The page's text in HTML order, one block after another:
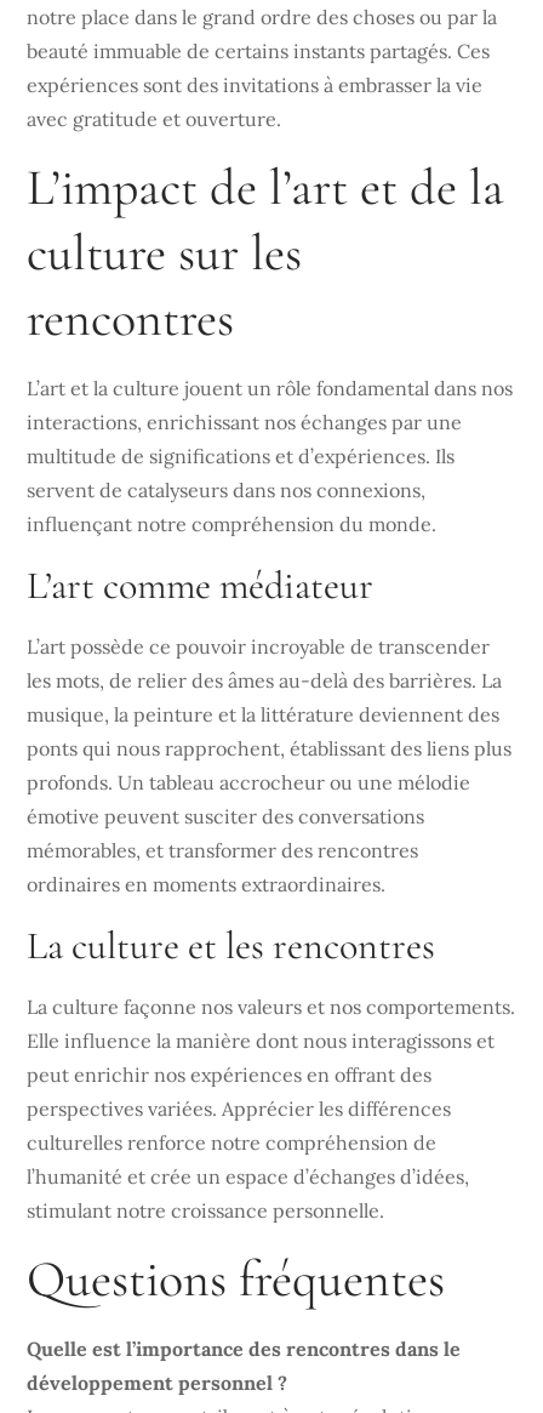
notre place dans le grand ordre des choses ou par la
beauté immuable de certains instants partagés. Ces
expériences sont des invitations à embrasser la vie
avec gratitude et ouverture.
L’impact de l’art et de la
culture sur les
rencontres
L’art et la culture jouent un rôle fondamental dans nos
interactions, enrichissant nos échanges par une
multitude de significations et d’expériences. Ils
servent de catalyseurs dans nos connexions,
influençant notre compréhension du monde.
L’art comme médiateur
L’art possède ce pouvoir incroyable de transcender
les mots, de relier des âmes au-delà des barrières. La
musique, la peinture et la littérature deviennent des
ponts qui nous rapprochent, établissant des liens plus
profonds. Un tableau accrocheur ou une mélodie
émotive peuvent susciter des conversations
mémorables, et transformer des rencontres
ordinaires en moments extraordinaires.
La culture et les rencontres
La culture façonne nos valeurs et nos comportements.
Elle influence la manière dont nous interagissons et
peut enrichir nos expériences en offrant des
perspectives variées. Apprécier les différences
culturelles renforce notre compréhension de
l’humanité et crée un espace d’échanges d’idées,
stimulant notre croissance personnelle.
Questions fréquentes
Quelle est l’importance des rencontres dans le
développement personnel ?